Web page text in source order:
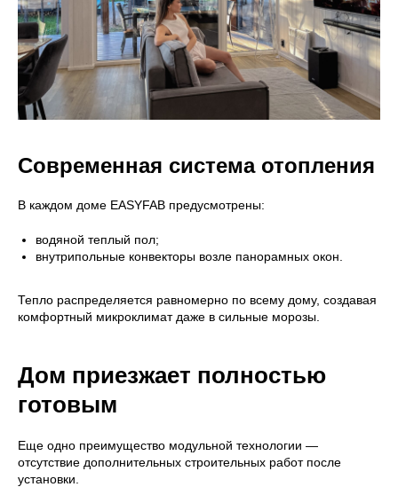
Современная система отопления
В каждом доме EASYFAB предусмотрены:
водяной теплый пол;
внутрипольные конвекторы возле панорамных окон.
Тепло распределяется равномерно по всему дому, создавая
комфортный микроклимат даже в сильные морозы.
Дом приезжает полностью
готовым
Еще одно преимущество модульной технологии —
отсутствие дополнительных строительных работ после
установки.